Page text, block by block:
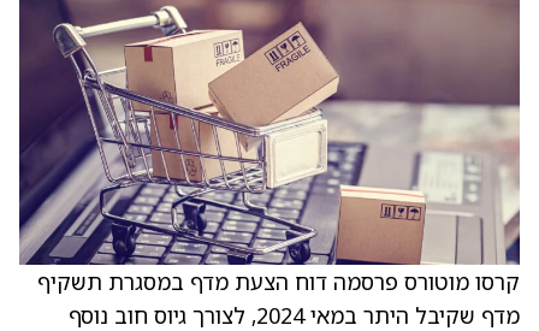
קרסו מוטורס פרסמה דוח הצעת מדף במסגרת תשקיף
מדף שקיבל היתר במאי 2024, לצורך גיוס חוב נוסף